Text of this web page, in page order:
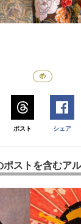
ポスト シェア
ポストを含むア